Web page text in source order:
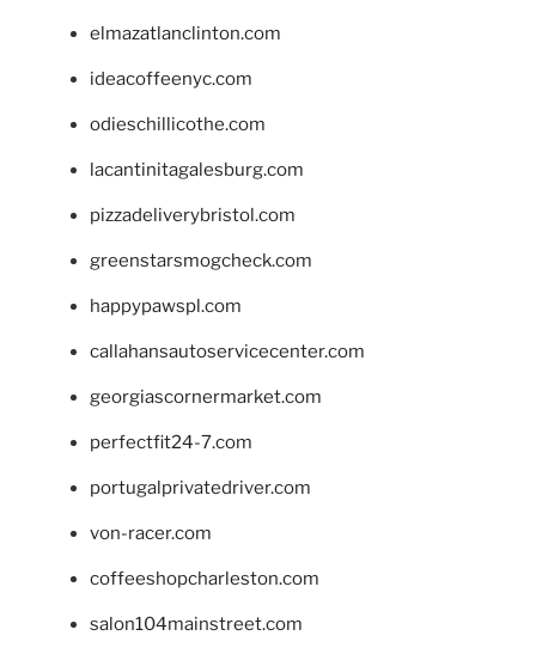
elmazatlanclinton.com
ideacoffeenyc.com
odieschillicothe.com
lacantinitagalesburg.com
pizzadeliverybristol.com
greenstarsmogcheck.com
happypawspl.com
callahansautoservicecenter.com
georgiascornermarket.com
perfectfit24-7.com
portugalprivatedriver.com
von-racer.com
coffeeshopcharleston.com
salon104mainstreet.com